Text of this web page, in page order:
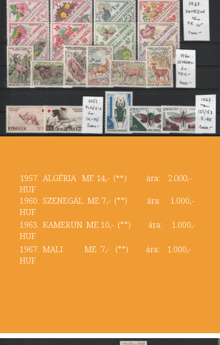
1957. ALGÉRIA ME 14,- (**) ára: 2.000,-
HUF
1960. SZENEGÁL ME 7,- (**) ára: 1.000,-
HUF
1963. KAMERUN ME 10,- (**) ára: 1.000,-
HUF
1967. MALI ME 7,- (**) ára: 1.000,-
HUF